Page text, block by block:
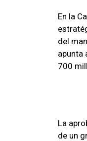
En la
del
apunta
700
La
de un